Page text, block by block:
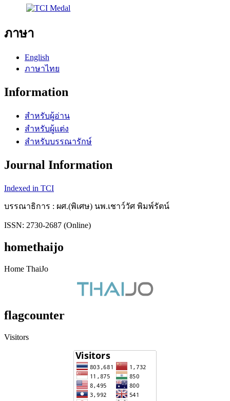
ภาษา
English
ภาษาไทย
Information
สำหรับผู้อ่าน
สำหรับผู้แต่ง
สำหรับบรรณารักษ์
Journal Information
Indexed in TCI
บรรณาธิการ : ผศ.(พิเศษ) นพ.เชาว์วัศ พิมพ์รัตน์
ISSN: 2730-2687 (Online)
homethaijo
Home ThaiJo
flagcounter
Visitors